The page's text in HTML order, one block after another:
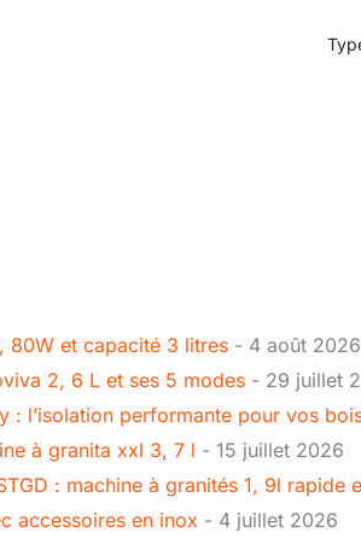
80W et capacité 3 litres - 4 août 2026
2, 6 L et ses 5 modes - 29 juillet
: l’isolation performante pour vos
à granita xxl 3, 7 l - 15 juillet 2026
: machine à granités 1, 9l rapide
accessoires en inox - 4 juillet 2026